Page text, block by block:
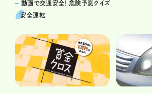
動画で交通安全! 危険予測クイズ
安全運転